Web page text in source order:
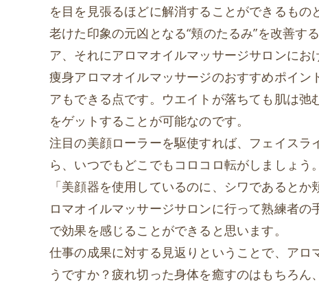
を目を見張るほどに解消することができるもの
老けた印象の元凶となる“頬のたるみ”を改善
ア、それにアロマオイルマッサージサロンにお
痩身アロマオイルマッサージのおすすめポイ
アもできる点です。ウエイトが落ちても肌は
をゲットすることが可能なのです。
注目の美顔ローラーを駆使すれば、フェイス
ら、いつでもどこでもコロコロ転がしましょう。
「美顔器を使用しているのに、シワであると
ロマオイルマッサージサロンに行って熟練者
で効果を感じることができると思います。
仕事の成果に対する見返りということで、ア
うですか？疲れ切った身体を癒すのはもちろ